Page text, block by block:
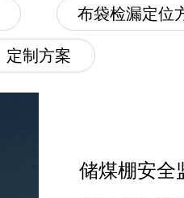
布袋检漏定位
定制方案
储煤棚安全